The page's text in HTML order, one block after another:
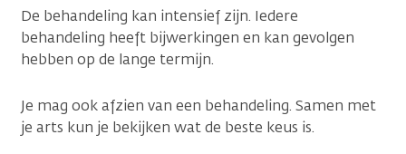
De behandeling kan intensief zijn. Iedere
behandeling heeft bijwerkingen en kan gevolgen
hebben op de lange termijn.
Je mag ook afzien van een behandeling. Samen met
je arts kun je bekijken wat de beste keus is.